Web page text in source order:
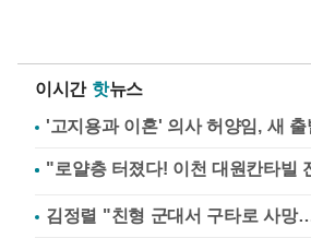
이시간 핫뉴스
'고지용과 이혼' 의사 허양임, 새 출
김정렬 "친형 군대서 구타로 사망